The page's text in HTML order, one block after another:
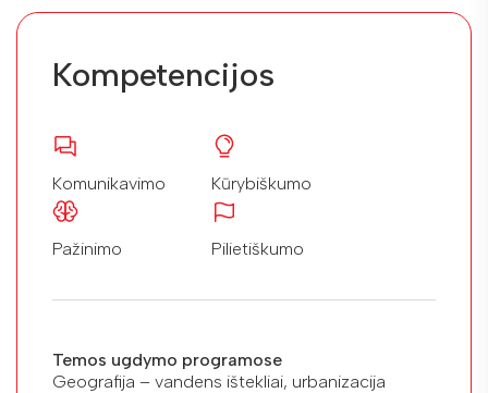
Kompetencijos
Komunikavimo Kūrybiškumo
Pažinimo Pilietiškumo
Temos ugdymo programose
Geografija – vandens ištekliai, urbanizacija